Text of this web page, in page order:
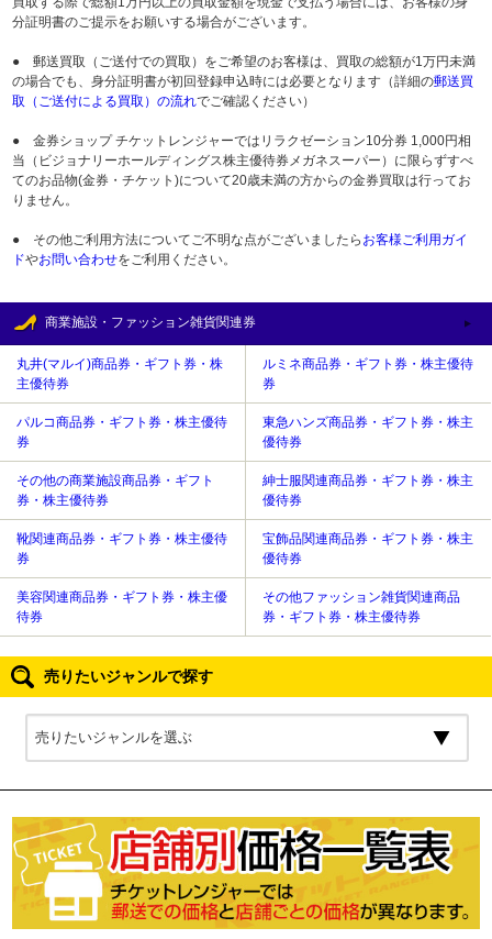
分証明書のご提示をお願いする場合がございます。
● 郵送買取（ご送付での買取）をご希望のお客様は、買取の総額が1万円未満
の場合でも、身分証明書が初回登録申込時には必要となります（詳細の郵送買
取（ご送付による買取）の流れでご確認ください）
● 金券ショップ チケットレンジャーではリラクゼーション10分券 1,000円相
当（ビジョナリーホールディングス株主優待券メガネスーパー）に限らずすべ
てのお品物(金券・チケット)について20歳未満の方からの金券買取は行ってお
りません。
● その他ご利用方法についてご不明な点がございましたら お客様ご利用ガイ
ドやお問い合わせをご利用ください。
商業施設・ファッション雑貨関連券
丸井(マルイ)商品券・ギフト券・株
主優待券
ルミネ商品券・ギフト券・株主優待
券
パルコ商品券・ギフト券・株主優待
券
東急ハンズ商品券・ギフト券・株主
優待券
その他の商業施設商品券・ギフト
券・株主優待券
紳士服関連商品券・ギフト券・株主
優待券
靴関連商品券・ギフト券・株主優待
券
宝飾品関連商品券・ギフト券・株主
優待券
美容関連商品券・ギフト券・株主優
待券
その他ファッション雑貨関連商品
券・ギフト券・株主優待券
売りたいジャンルで探す